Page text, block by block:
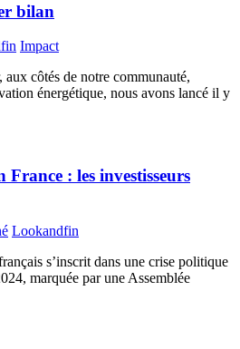
bilan
Impact
côtés de notre communauté,
énergétique, nous avons lancé il y
: les investisseurs
Lookandfin
s’inscrit dans une crise politique
marquée par une Assemblée